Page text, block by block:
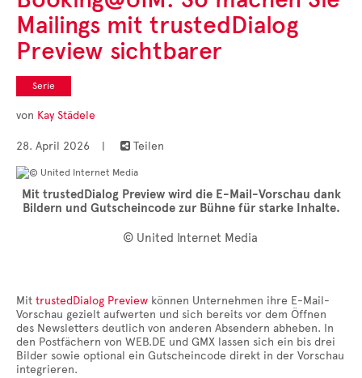
Cases
• Themen-Serien
• Kurzinterviews
Mailings mit trustedDialog
Preview sichtbarer
Serie
von Kay Städele
28. April 2026 |  Teilen
Mit trustedDialog Preview wird die E-Mail-Vorschau dank
Bildern und Gutscheincode zur Bühne für starke Inhalte.
© United Internet Media
Mit trustedDialog Preview können Unternehmen ihre E-Mail-
Vorschau gezielt aufwerten und sich bereits vor dem Öffnen
des Newsletters deutlich von anderen Absendern abheben. In
den Postfächern von WEB.DE und GMX lassen sich ein bis drei
Bilder sowie optional ein Gutscheincode direkt in der Vorschau
integrieren.